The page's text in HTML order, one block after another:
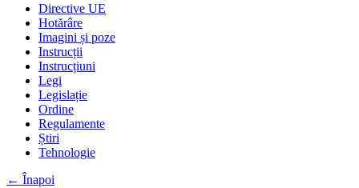
Directive UE
Hotărâre
Imagini și poze
Instrucții
Instrucțiuni
Legi
Legislație
Ordine
Regulamente
Știri
Tehnologie
← Înapoi